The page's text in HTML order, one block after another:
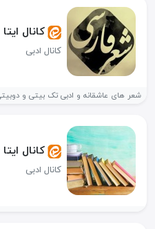
کانال
کانال ادبی
شعر های عاشقانه و ادبی تک بیتی و
کانال
کانال ادبی